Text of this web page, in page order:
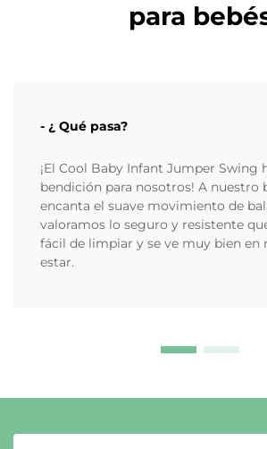
para
- ¿ Qué pasa?
¡El Cool Baby Infant Jumper Swing
bendición para nosotros! A nuestro
encanta el suave movimiento de
valoramos lo seguro y resistente
fácil de limpiar y se ve muy bien en
estar.